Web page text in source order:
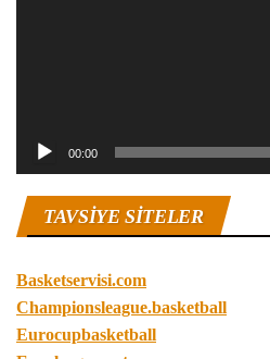
00:00
TAVSIYE SITELER
Basketservisi.com
Championsleague.basketball
Eurocupbasketball